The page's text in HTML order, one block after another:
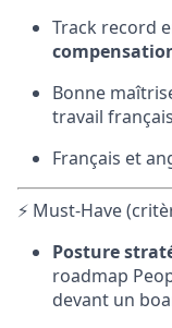
Track record
Bonne
travail français
Français et
⚡ Must-Have
Posture
roadmap
devant un